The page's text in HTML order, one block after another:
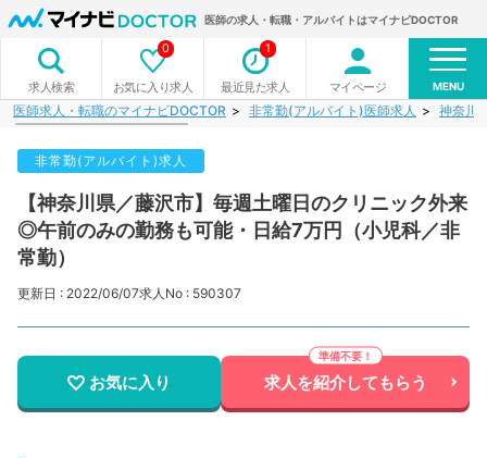
医師の求人・転職・アルバイトはマイナビDOCTOR
求人検索 お気に入り求人
0
最近見た求人
1
マイページ MENU
医師求人・転職のマイナビDOCTOR 非常勤(アルバイト)医師求人 神奈川
非常勤(アルバイト)求人
【神奈川県／藤沢市】毎週土曜日のクリニック外来
◎午前のみの勤務も可能・日給7万円（小児科／非
常勤）
更新日 : 2022/06/07求人No : 590307
お気に入り 求人を紹介してもらう